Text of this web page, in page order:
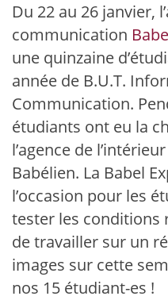
Du 22 au 26 janvier,
communication
une quinzaine
année de B.U.T.
Communication.
étudiants ont eu la
l’agence de
Babélien. La Babel
l’occasion pour les
tester les conditions
de travailler sur un
images sur cette
nos 15 étudiant-es !